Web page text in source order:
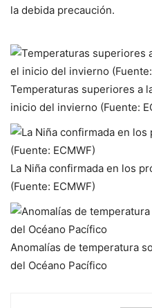
la debida precaución.
Temperaturas superiores a
inicio del invierno (Fuente:
La Niña confirmada en los
(Fuente: ECMWF)
Anomalías de temperatura
del Océano Pacífico